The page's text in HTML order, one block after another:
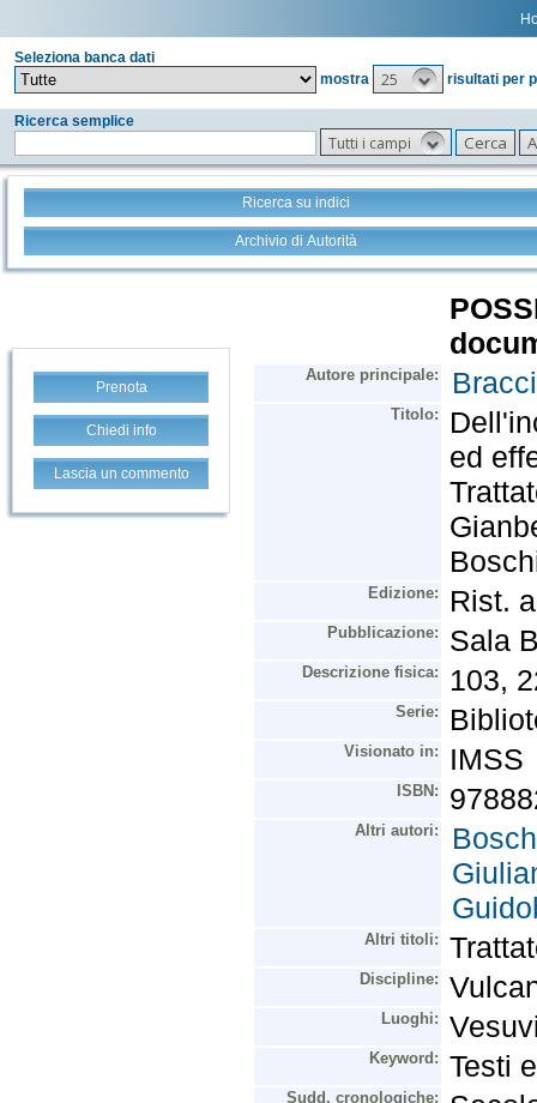
Seleziona banca dati
mostra
25 risultati per
Ricerca semplice
Tutti i campi
Ricerca su indici
Archivio di Autorità
Prenota
Chiedi info
Lascia un commento